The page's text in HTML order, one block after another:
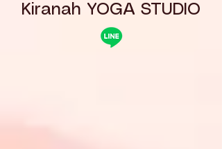
Kiranah YOGA STUDIO